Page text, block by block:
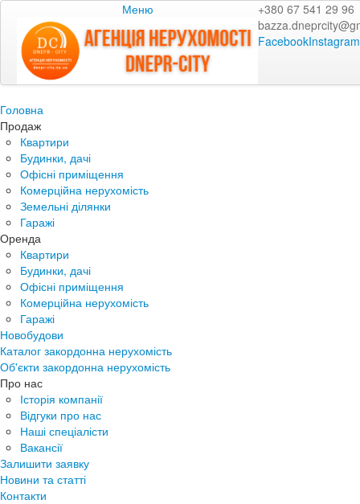
Меню
+380 67 541 29 96
FacebookInstagram
Головна
Продаж
Квартири
Будинки, дачі
Офісні приміщення
Комерційна нерухомість
Земельні ділянки
Гаражі
Оренда
Квартири
Будинки, дачі
Офісні приміщення
Комерційна нерухомість
Гаражі
Новобудови
Каталог закордонна нерухомість
Об'єкти закордонна нерухомість
Про нас
Історія компанії
Відгуки про нас
Наші спеціалісти
Вакансії
Залишити заявку
Новини та статті
Контакти